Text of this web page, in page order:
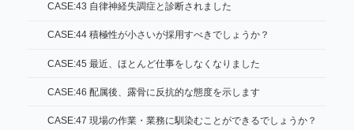
CASE:43 自律神経失調症と診断されました
CASE:44 積極性が小さいが採用すべきでしょうか？
CASE:45 最近、ほとんど仕事をしなくなりました
CASE:46 配属後、露骨に反抗的な態度を示します
CASE:47 現場の作業・業務に馴染むことができるでしょうか？